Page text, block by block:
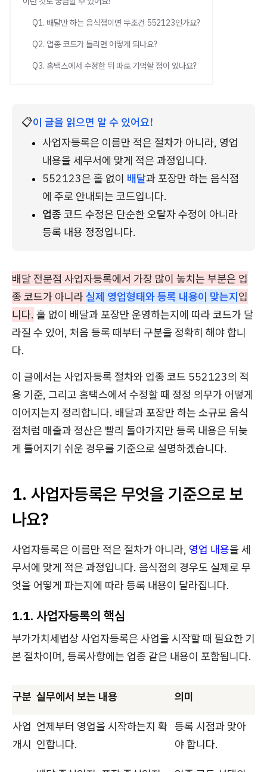
Q1. 배달만 하는 음식점이면 무조건 552123인가요?
Q2. 업종 코드가 틀리면 어떻게 되나요?
Q3. 홈택스에서 수정한 뒤 따로 기억할 점이 있나요?
📋이 글을 읽으면 알 수 있어요!
사업자등록은 이름만 적은 절차가 아니라, 영업
내용을 세무서에 맞게 적은 과정입니다.
552123은 홀 없이 배달과 포장만 하는 음식점
에 주로 안내되는 코드입니다.
업종 코드 수정은 단순한 오탈자 수정이 아니라
등록 내용 정정입니다.
배달 전문점 사업자등록에서 가장 많이 놓치는 부분은 업
종 코드가 아니라실제 영업형태와 등록 내용이 맞는지입
니다. 홀 없이 배달과 포장만 운영하는지에 따라 코드가 달
라질 수 있어, 처음 등록 때부터 구분을 정확히 해야 합니
다.
이 글에서는 사업자등록 절차와 업종 코드 552123의 적
용 기준, 그리고 홈택스에서 수정할 때 정정 의무가 어떻게
이어지는지 정리합니다. 배달과 포장만 하는 소규모 음식
점처럼 매출과 정산은 빨리 돌아가지만 등록 내용은 뒤늦
게 틀어지기 쉬운 경우를 기준으로 설명하겠습니다.
1. 사업자등록은 무엇을 기준으로 보
나요?
사업자등록은 이름만 적은 절차가 아니라, 영업 내용을 세
무서에 맞게 적은 과정입니다. 음식점의 경우도 실제로 무
엇을 어떻게 파는지에 따라 등록 내용이 달라집니다.
1.1. 사업자등록의 핵심
부가가치세법상 사업자등록은 사업을 시작할 때 필요한 기
본 절차이며, 등록사항에는 업종 같은 내용이 포함됩니다.
구분 실무에서 보는 내용 의미
사업
개시
언제부터 영업을 시작하는지 확
인합니다.
등록 시점과 맞아
야 합니다.